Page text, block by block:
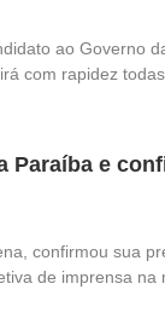
ao Governo
com rapidez
Paraíba e
confirmou sua
de imprensa na